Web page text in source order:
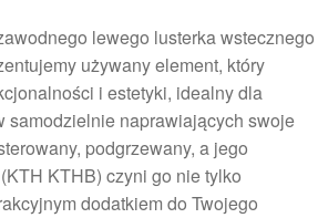
lewego lusterka wstecznego
używany element, który
i estetyki, idealny dla
samodzielnie naprawiających swoje
podgrzewany, a jego
KTHB) czyni go nie tylko
dodatkiem do Twojego